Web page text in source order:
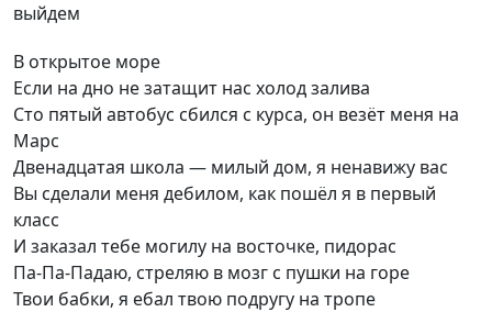
выйдем
В открытое море
Если на дно не затащит нас холод залива
Сто пятый автобус сбился с курса, он везёт меня на
Марс
Двенадцатая школа — милый дом, я ненавижу вас
Вы сделали меня дебилом, как пошёл я в первый
класс
И заказал тебе могилу на восточке, пидорас
Па-Па-Падаю, стреляю в мозг с пушки на горе
Твои бабки, я ебал твою подругу на тропе